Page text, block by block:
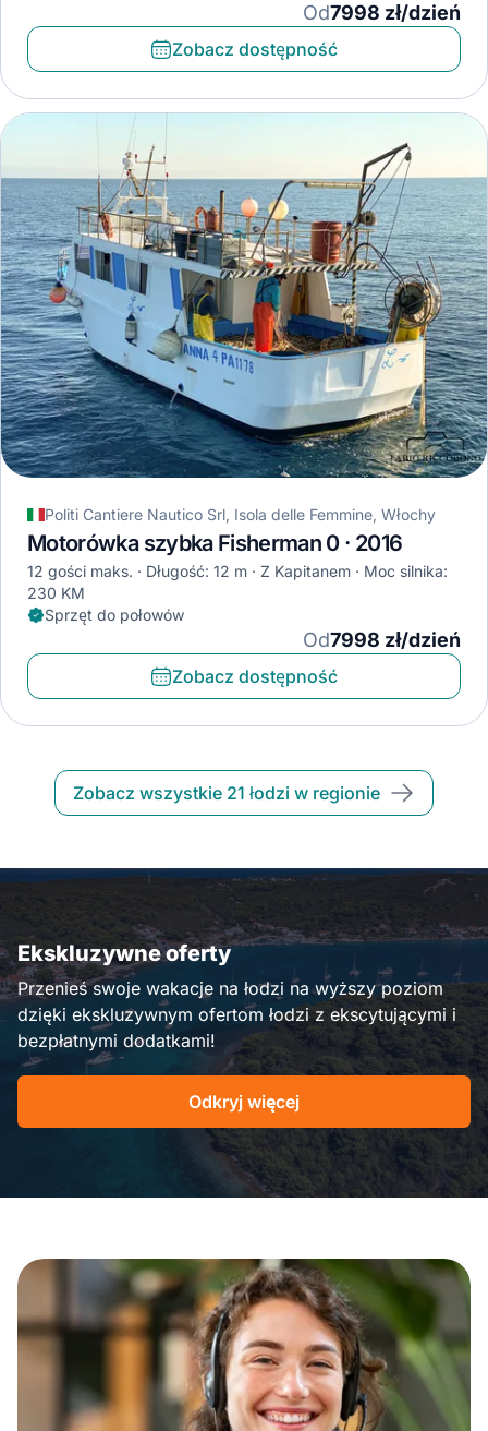
Od7998 zł/dzień
Zobacz dostępność
Politi Cantiere Nautico Srl, Isola delle Femmine, Włochy
Motorówka szybka Fisherman 0 · 2016
12 gości maks. Długość: 12 m Z Kapitanem
Moc silnika:
230 KM
Sprzęt do połowów
Od7998 zł/dzień
Zobacz dostępność
Zobacz wszystkie 21 łodzi w regionie
Ekskluzywne oferty
Przenieś swoje wakacje na łodzi na wyższy poziom
dzięki ekskluzywnym ofertom łodzi z ekscytującymi i
bezpłatnymi dodatkami!
Odkryj więcej